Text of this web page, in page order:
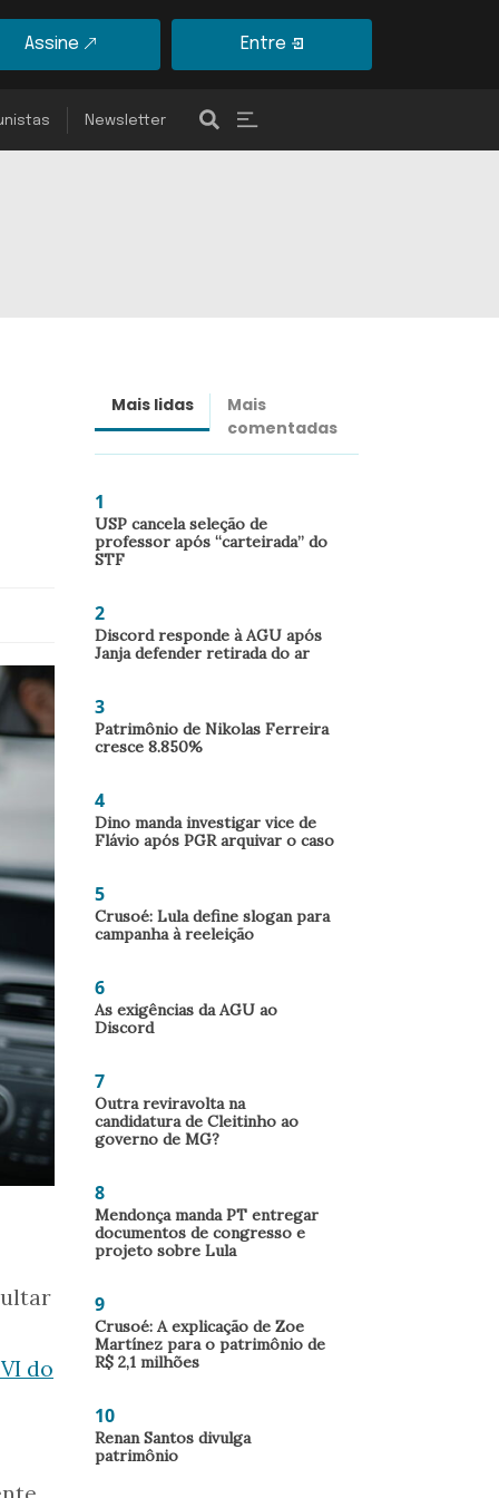
Assine Entre
Newsletter
do
Mais lidas
Mais
comentadas
1
USP cancela seleção de
professor após “carteirada” do
STF
2
Discord responde à AGU após
Janja defender retirada do ar
3
Patrimônio de Nikolas Ferreira
cresce 8.850%
4
Dino manda investigar vice de
Flávio após PGR arquivar o caso
5
Crusoé: Lula define slogan para
campanha à reeleição
6
As exigências da AGU ao
Discord
7
Outra reviravolta na
candidatura de Cleitinho ao
governo de MG?
8
Mendonça manda PT entregar
documentos de congresso e
projeto sobre Lula
9
Crusoé: A explicação de Zoe
Martínez para o patrimônio de
R$ 2,1 milhões
10
Renan Santos divulga
patrimônio